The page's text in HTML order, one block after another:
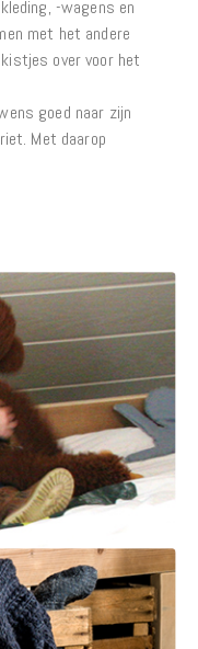
-wagens en
met het andere
over voor het
goed naar zijn
Met daarop